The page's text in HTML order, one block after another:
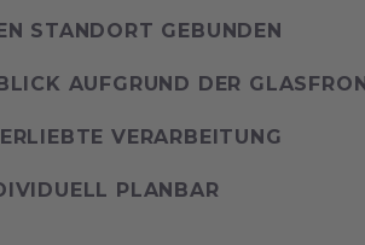
STANDORT GEBUNDEN
AUFGRUND DER
VERARBEITUNG
PLANBAR